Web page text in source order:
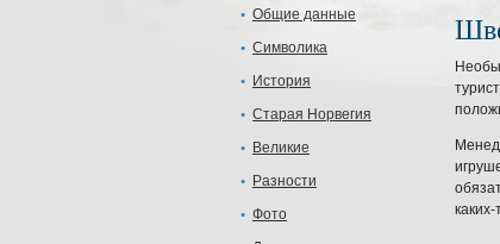
Общие данные
Символика
История
Старая Норвегия
Великие
Разности
Фото